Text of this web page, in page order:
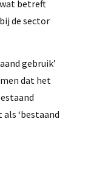
betreft
de sector
gebruik’
dat het
‘bestaand